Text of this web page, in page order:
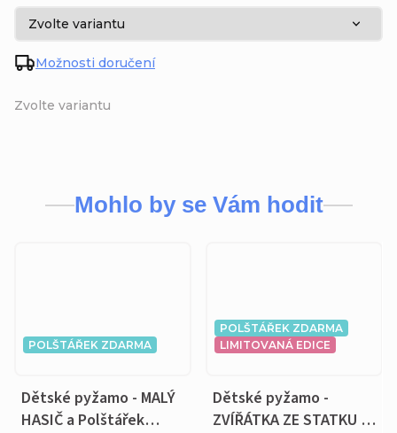
Zvolte variantu
Možnosti doručení
Mohlo by se Vám hodit
POLŠTÁŘEK ZDARMA
Dětské pyžamo - MALÝ
HASIČ a Polštářek
POLŠTÁŘEK ZDARMA
LIMITOVANÁ EDICE
Dětské pyžamo -
ZVÍŘÁTKA ZE STATKU a